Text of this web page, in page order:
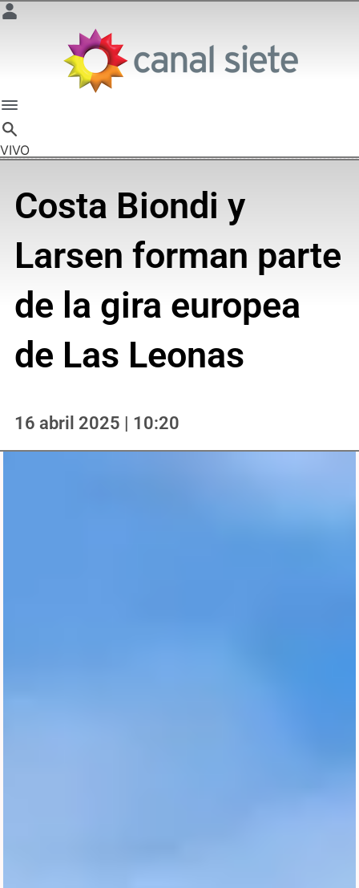
VIVO
Costa Biondi y
Larsen forman parte
de la gira europea
de Las Leonas
16 abril 2025 | 10:20